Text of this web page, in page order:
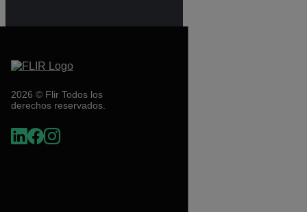
2026 © Flir Todos los
derechos reservados.